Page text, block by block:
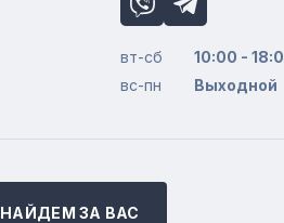
вт-сб
10:00 -
вс-пн
Выходной
НАЙДЕМ ЗА ВАС